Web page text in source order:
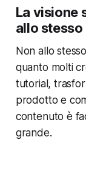
La visione
allo
Non allo
quanto molti
tutorial,
prodotto e
contenuto è
grande.